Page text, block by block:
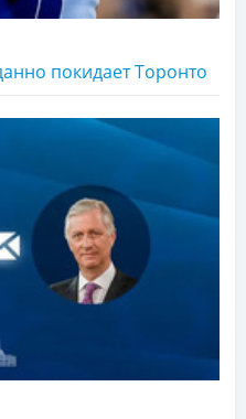
покидает Торонто